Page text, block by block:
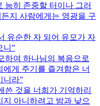
능히 존중할 터이나 그러
지 사람에게는 영광을 구
유순한 자 되어 유모가 자
하여 하나님의 복음으로
게 주기를 즐겨함은 너
니라
쓴 것을 너희가 기억하리
아니하려고 밤과 낮으